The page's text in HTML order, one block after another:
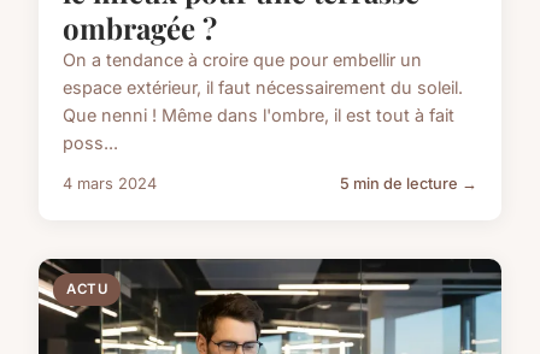
ombragée ?
On a tendance à croire que pour embellir un
espace extérieur, il faut nécessairement du soleil.
Que nenni ! Même dans l'ombre, il est tout à fait
poss...
4 mars 2024 5 min de lecture →
ACTU